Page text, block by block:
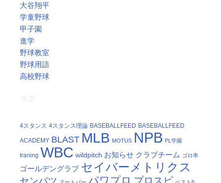
大谷翔平
学童野球
甲子園
進学
野球教室
野球用語
高校野球
4スタンス 4スタンス理論 BASEBALLFEED BASEBALLFEED
ACADEMY BLAST MLB MOTUS NPB PL学園
traning WBC wildpitch お知らせ クラブチーム ゴロ率
ゴールデングラブ セイバーメトリクス
センバツ パワプロ プロスピ